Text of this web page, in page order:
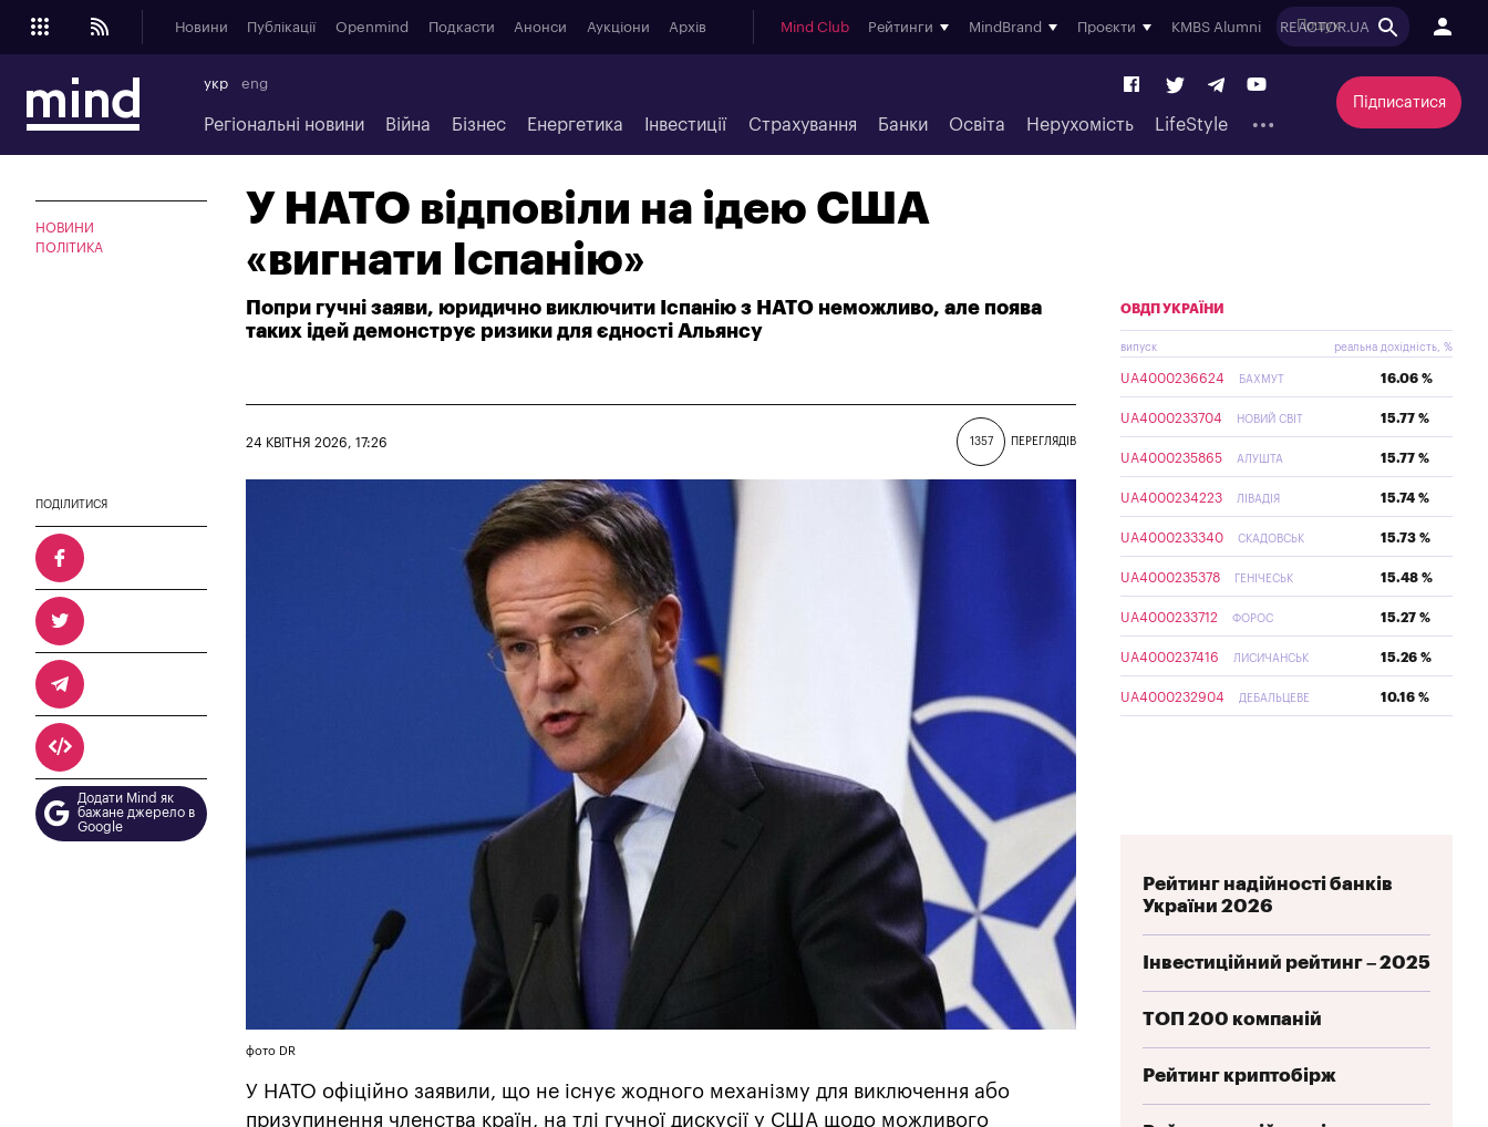
Новини Публікації Openmind Подкасти Анонси Аукціони Архів Mind Club Рейтинги MindBrand Проєкти KMBS Alumni REACTOR.UA
укр eng
Регіональні новини Війна Бізнес Енергетика Інвестиції Страхування Банки Освіта Нерухомість LifeStyle
Підписатися
НОВИНИ
ПОЛІТИКА
У НАТО відповіли на ідею США
«вигнати Іспанію»
Попри гучні заяви, юридично виключити Іспанію з НАТО неможливо, але поява
таких ідей демонструє ризики для єдності Альянсу
1357 ПЕРЕГЛЯДІВ
24 КВІТНЯ 2026, 17:26
ПОДІЛИТИСЯ
Додати Mind як
бажане джерело в
Google
фото DR
У НАТО офіційно заявили, що не існує жодного механізму для виключення або
призупинення членства країн, на тлі гучної дискусії у США щодо можливого
ОВДП УКРАЇНИ
випуск реальна дохідність, %
UA4000236624 БАХМУТ 16.06 %
UA4000233704 НОВИЙ СВІТ 15.77 %
UA4000235865 АЛУШТА 15.77 %
UA4000234223 ЛІВАДІЯ 15.74 %
UA4000233340 СКАДОВСЬК 15.73 %
UA4000235378 ГЕНІЧЕСЬК 15.48 %
UA4000233712 ФОРОС 15.27 %
UA4000237416 ЛИСИЧАНСЬК 15.26 %
UA4000232904 ДЕБАЛЬЦЕВЕ 10.16 %
Рейтинг надійності банків
України 2026
Інвестиційний рейтинг – 2025
ТОП 200 компаній
Рейтинг криптобірж